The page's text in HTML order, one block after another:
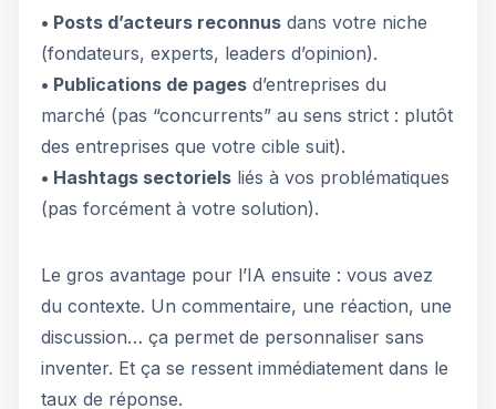
• Posts d’acteurs reconnus dans votre niche
(fondateurs, experts, leaders d’opinion).
• Publications de pages d’entreprises du
marché (pas “concurrents” au sens strict : plutôt
des entreprises que votre cible suit).
• Hashtags sectoriels liés à vos problématiques
(pas forcément à votre solution).
Le gros avantage pour l’IA ensuite : vous avez
du contexte. Un commentaire, une réaction, une
discussion… ça permet de personnaliser sans
inventer. Et ça se ressent immédiatement dans le
taux de réponse.